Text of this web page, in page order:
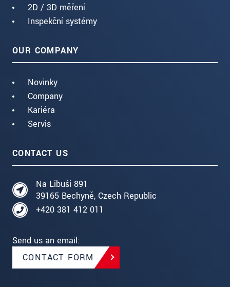
2D / 3D měření
Inspekční systémy
OUR COMPANY
Novinky
Company
Kariéra
Servis
CONTACT US
Na Libuši 891
39165 Bechyně, Czech Republic
+420 381 412 011
Send us an email:
CONTACT FORM